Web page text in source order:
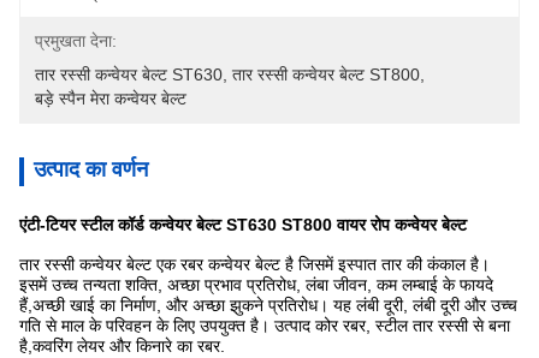
प्रमुखता देना:
तार रस्सी कन्वेयर बेल्ट ST630 तार रस्सी कन्वेयर बेल्ट ST800
बड़े स्पैन मेरा कन्वेयर बेल्ट
उत्पाद का वर्णन
एंटी-टियर स्टील कॉर्ड कन्वेयर बेल्ट ST630 ST800 वायर रोप कन्वेयर बेल्ट
तार रस्सी कन्वेयर बेल्ट एक रबर कन्वेयर बेल्ट है जिसमें इस्पात तार की कंकाल है।
इसमें उच्च तन्यता शक्ति, अच्छा प्रभाव प्रतिरोध, लंबा जीवन, कम लम्बाई के फायदे
हैं,अच्छी खाई का निर्माण, और अच्छा झुकने प्रतिरोध। यह लंबी दूरी, लंबी दूरी और उच्च
गति से माल के परिवहन के लिए उपयुक्त है। उत्पाद कोर रबर, स्टील तार रस्सी से बना
है,कवरिंग लेयर और किनारे का रबर.